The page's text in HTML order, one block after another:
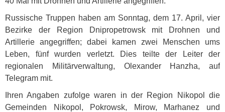
Russische Truppen haben am Sonntag, dem 17. April, vier
Bezirke der Region Dnipropetrowsk mit Drohnen und
Artillerie angegriffen; dabei kamen zwei Menschen ums
Leben, fünf wurden verletzt. Dies teilte der Leiter der
regionalen Militärverwaltung, Olexander Hanzha, auf
Telegram mit.
Ihren Angaben zufolge waren in der Region Nikopol die
Gemeinden Nikopol, Pokrowsk, Mirow, Marhanez und